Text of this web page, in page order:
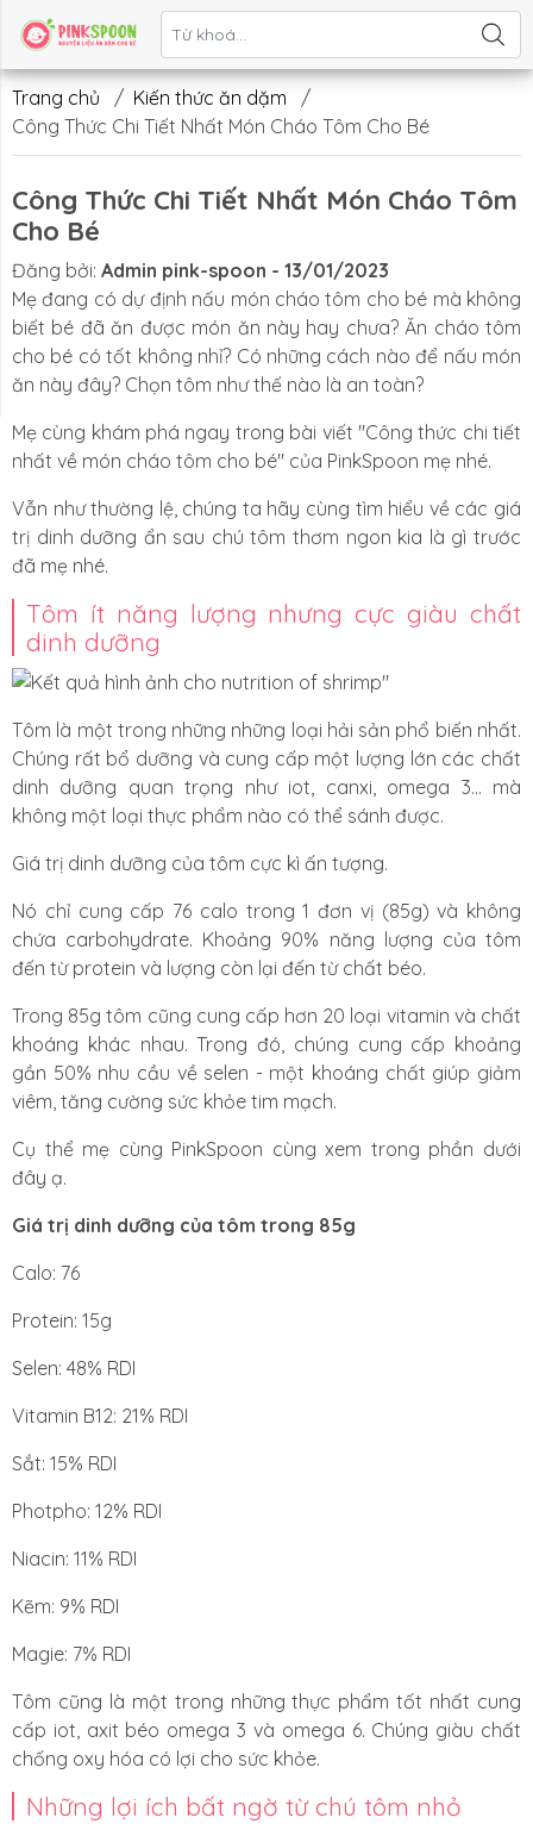
Liên hệ
Trang chủ / Kiến thức ăn dặm
/
Công Thức Chi Tiết Nhất Món Cháo Tôm Cho Bé
Công Thức Chi Tiết Nhất Món Cháo Tôm
Cho Bé
Đăng bởi: Admin pink-spoon - 13/01/2023
Mẹ đang có dự định nấu món cháo tôm cho bé mà không
biết bé đã ăn được món ăn này hay chưa? Ăn cháo tôm
cho bé có tốt không nhỉ? Có những cách nào để nấu món
ăn này đây? Chọn tôm như thế nào là an toàn?
Mẹ cùng khám phá ngay trong bài viết "Công thức chi tiết
nhất về món cháo tôm cho bé" của PinkSpoon mẹ nhé.
Vẫn như thường lệ, chúng ta hãy cùng tìm hiểu về các giá
trị dinh dưỡng ẩn sau chú tôm thơm ngon kia là gì trước
đã mẹ nhé.
Tôm ít năng lượng nhưng cực giàu chất
dinh dưỡng
Tôm là một trong những những loại hải sản phổ biến nhất.
Chúng rất bổ dưỡng và cung cấp một lượng lớn các chất
dinh dưỡng quan trọng như iot, canxi, omega 3... mà
không một loại thực phẩm nào có thể sánh được.
Giá trị dinh dưỡng của tôm cực kì ấn tượng.
Nó chỉ cung cấp 76 calo trong 1 đơn vị (85g) và không
chứa carbohydrate. Khoảng 90% năng lượng của tôm
đến từ protein và lượng còn lại đến từ chất béo.
Trong 85g tôm cũng cung cấp hơn 20 loại vitamin và chất
khoáng khác nhau. Trong đó, chúng cung cấp khoảng
gần 50% nhu cầu về selen - một khoáng chất giúp giảm
viêm, tăng cường sức khỏe tim mạch.
Cụ thể mẹ cùng PinkSpoon cùng xem trong phần dưới
đây ạ.
Giá trị dinh dưỡng của tôm trong 85g
Calo: 76
Protein: 15g
Selen: 48% RDI
Vitamin B12: 21% RDI
Sắt: 15% RDI
Photpho: 12% RDI
Niacin: 11% RDI
Kẽm: 9% RDI
Magie: 7% RDI
Tôm cũng là một trong những thực phẩm tốt nhất cung
cấp iot, axit béo omega 3 và omega 6. Chúng giàu chất
chống oxy hóa có lợi cho sức khỏe.
Những lợi ích bất ngờ từ chú tôm nhỏ